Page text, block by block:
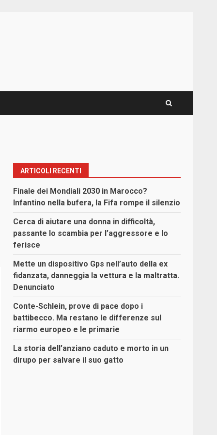
ARTICOLI RECENTI
Finale dei Mondiali 2030 in Marocco?
Infantino nella bufera, la Fifa rompe il silenzio
Cerca di aiutare una donna in difficoltà,
passante lo scambia per l’aggressore e lo
ferisce
Mette un dispositivo Gps nell’auto della ex
fidanzata, danneggia la vettura e la maltratta.
Denunciato
Conte-Schlein, prove di pace dopo i
battibecco. Ma restano le differenze sul
riarmo europeo e le primarie
La storia dell’anziano caduto e morto in un
dirupo per salvare il suo gatto